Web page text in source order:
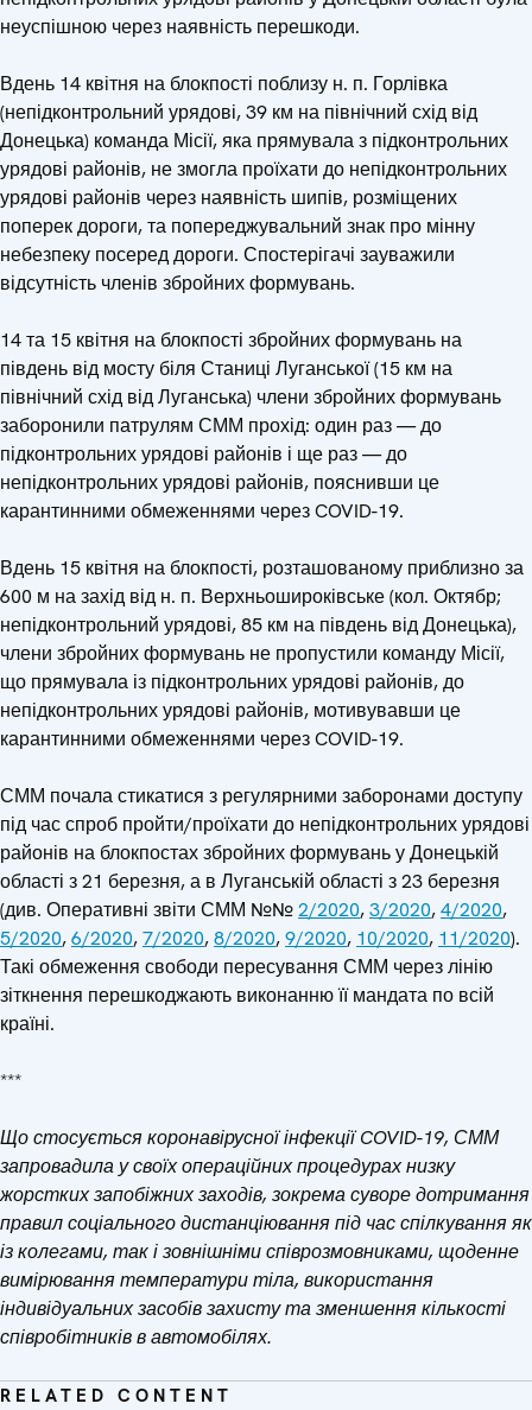
неуспішною через наявність перешкоди.
Вдень 14 квітня на блокпості поблизу н. п. Горлівка
(непідконтрольний урядові, 39 км на північний схід від
Донецька) команда Місії, яка прямувала з підконтрольних
урядові районів, не змогла проїхати до непідконтрольних
урядові районів через наявність шипів, розміщених
поперек дороги, та попереджувальний знак про мінну
небезпеку посеред дороги. Спостерігачі зауважили
відсутність членів збройних формувань.
14 та 15 квітня на блокпості збройних формувань на
південь від мосту біля Станиці Луганської (15 км на
північний схід від Луганська) члени збройних формувань
заборонили патрулям СММ прохід: один раз — до
підконтрольних урядові районів і ще раз — до
непідконтрольних урядові районів, пояснивши це
карантинними обмеженнями через COVID-19.
Вдень 15 квітня на блокпості, розташованому приблизно за
600 м на захід від н. п. Верхньошироківське (кол. Октябр;
непідконтрольний урядові, 85 км на південь від Донецька),
члени збройних формувань не пропустили команду Місії,
що прямувала із підконтрольних урядові районів, до
непідконтрольних урядові районів, мотивувавши це
карантинними обмеженнями через COVID-19.
СММ почала стикатися з регулярними заборонами доступу
під час спроб пройти/проїхати до непідконтрольних урядові
районів на блокпостах збройних формувань у Донецькій
області з 21 березня, а в Луганській області з 23 березня
(див. Оперативні звіти СММ №№2/2020,3/2020,4/2020,
5/2020,6/2020,7/2020,8/2020,9/2020, 10/2020, 11/2020).
Такі обмеження свободи пересування СММ через лінію
зіткнення перешкоджають виконанню її мандата по всій
країні.
***
Що стосується коронавірусної інфекції COVID-19, СММ
запровадила у своїх операційних процедурах низку
жорстких запобіжних заходів, зокрема суворе дотримання
правил соціального дистанціювання під час спілкування як
із колегами, так і зовнішніми співрозмовниками, щоденне
вимірювання температури тіла, використання
індивідуальних засобів захисту та зменшення кількості
співробітників в автомобілях.
RELATED CONTENT